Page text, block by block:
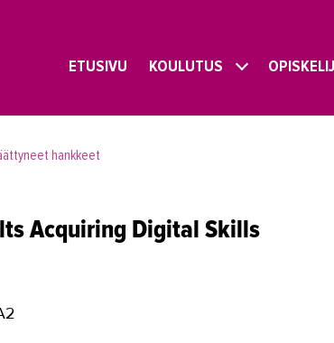
ETUSIVU KOULUTUS
hankkeet
Acquiring Digital Skills